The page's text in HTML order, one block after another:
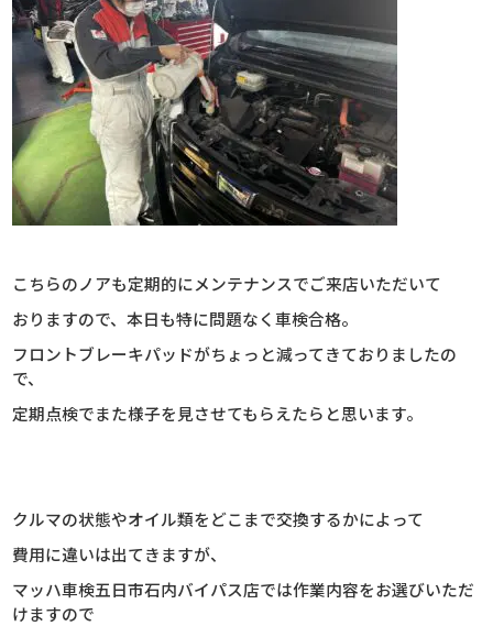
こちらのノアも定期的にメンテナンスでご来店いただいて
おりますので、本日も特に問題なく車検合格。
フロントブレーキパッドがちょっと減ってきておりましたの
で、
定期点検でまた様子を見させてもらえたらと思います。
クルマの状態やオイル類をどこまで交換するかによって
費用に違いは出てきますが、
マッハ車検五日市石内バイパス店では作業内容をお選びいただ
けますので